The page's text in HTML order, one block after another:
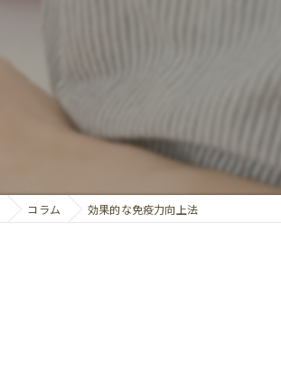
コラム 効果的な免疫力向上法